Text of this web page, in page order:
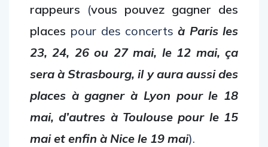
rappeurs (vous pouvez gagner des
places pour des concertsà Paris les
23, 24, 26 ou 27 mai, le 12 mai, ça
sera à Strasbourg, il y aura aussi des
places à gagner à Lyon pour le 18
mai, d’autres à Toulouse pour le 15
mai et enfin à Nice le 19 mai).